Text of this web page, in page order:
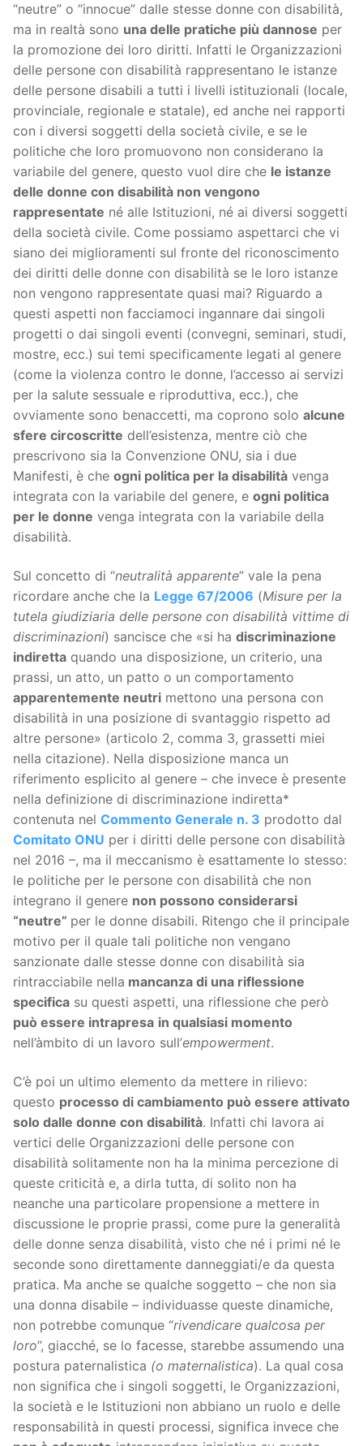
“neutre” o “innocue” dalle stesse donne con disabilità,
ma in realtà sono una delle pratiche più dannose per
la promozione dei loro diritti. Infatti le Organizzazioni
delle persone con disabilità rappresentano le istanze
delle persone disabili a tutti i livelli istituzionali (locale,
provinciale, regionale e statale), ed anche nei rapporti
con i diversi soggetti della società civile, e se le
politiche che loro promuovono non considerano la
variabile del genere, questo vuol dire che le istanze
delle donne con disabilità non vengono
rappresentate né alle Istituzioni, né ai diversi soggetti
della società civile. Come possiamo aspettarci che vi
siano dei miglioramenti sul fronte del riconoscimento
dei diritti delle donne con disabilità se le loro istanze
non vengono rappresentate quasi mai? Riguardo a
questi aspetti non facciamoci ingannare dai singoli
progetti o dai singoli eventi (convegni, seminari, studi,
mostre, ecc.) sui temi specificamente legati al genere
(come la violenza contro le donne, l’accesso ai servizi
per la salute sessuale e riproduttiva, ecc.), che
ovviamente sono benaccetti, ma coprono solo alcune
sfere circoscritte dell’esistenza, mentre ciò che
prescrivono sia la Convenzione ONU, sia i due
Manifesti, è che ogni politica per la disabilità venga
integrata con la variabile del genere, e ogni politica
per le donne venga integrata con la variabile della
disabilità.
Sul concetto di “neutralità apparente” vale la pena
ricordare anche che la Legge 67/2006 (Misure per la
tutela giudiziaria delle persone con disabilità vittime di
discriminazioni) sancisce che «si ha discriminazione
indiretta quando una disposizione, un criterio, una
prassi, un atto, un patto o un comportamento
apparentemente neutri mettono una persona con
disabilità in una posizione di svantaggio rispetto ad
altre persone» (articolo 2, comma 3, grassetti miei
nella citazione). Nella disposizione manca un
riferimento esplicito al genere – che invece è presente
nella definizione di discriminazione indiretta*
contenuta nel Commento Generale n. 3 prodotto dal
Comitato ONU per i diritti delle persone con disabilità
nel 2016 –, ma il meccanismo è esattamente lo stesso:
le politiche per le persone con disabilità che non
integrano il genere non possono considerarsi
“neutre” per le donne disabili. Ritengo che il principale
motivo per il quale tali politiche non vengano
sanzionate dalle stesse donne con disabilità sia
rintracciabile nella mancanza di una riflessione
specifica su questi aspetti, una riflessione che però
può essere intrapresa in qualsiasi momento
nell’àmbito di un lavoro sull’empowerment.
C’è poi un ultimo elemento da mettere in rilievo:
questo processo di cambiamento può essere attivato
solo dalle donne con disabilità. Infatti chi lavora ai
vertici delle Organizzazioni delle persone con
disabilità solitamente non ha la minima percezione di
queste criticità e, a dirla tutta, di solito non ha
neanche una particolare propensione a mettere in
discussione le proprie prassi, come pure la generalità
delle donne senza disabilità, visto che né i primi né le
seconde sono direttamente danneggiati/e da questa
pratica. Ma anche se qualche soggetto – che non sia
una donna disabile – individuasse queste dinamiche,
non potrebbe comunque “rivendicare qualcosa per
loro”, giacché, se lo facesse, starebbe assumendo una
postura paternalistica (o maternalistica). La qual cosa
non significa che i singoli soggetti, le Organizzazioni,
la società e le Istituzioni non abbiano un ruolo e delle
responsabilità in questi processi, significa invece che